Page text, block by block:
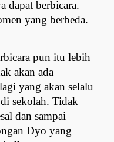
dapat berbicara.
yang berbeda.
pun itu lebih
akan ada
yang akan selalu
sekolah. Tidak
dan sampai
Dyo yang